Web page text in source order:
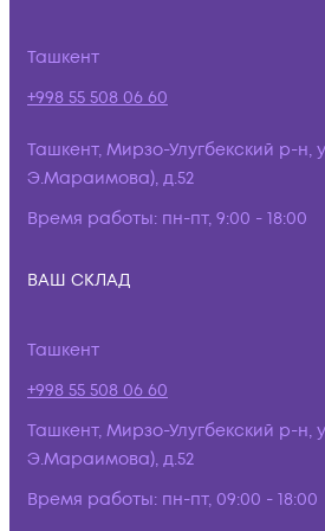
Ташкент
+998 55 508 06 60
Ташкент, Мирзо-Улугбекский р-
Э.Мараимова), д.52
Время работы: пн-пт, 9:00 - 18:00
ВАШ СКЛАД
Ташкент
+998 55 508 06 60
Ташкент, Мирзо-Улугбекский р-
Э.Мараимова), д.52
Время работы: пн-пт, 09:00 - 18:00